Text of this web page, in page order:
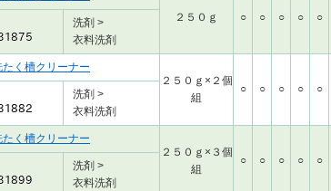
２５０ｇ
○ ○ ○ ○ ○
洗剤 >
衣料洗剤
く槽クリーナー
２５０ｇ×２個
組
○ ○ ○ ○ ○
洗剤 >
衣料洗剤
く槽クリーナー
２５０ｇ×３個
組
○ ○ ○ ○ ○
洗剤 >
衣料洗剤